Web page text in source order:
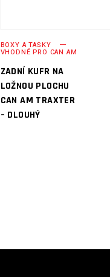
BOXY A TAŠKY
VHODNÉ PRO CAN AM
ZADNÍ KUFR NA
LOŽNOU PLOCHU
CAN AM TRAXTER
– DLOUHÝ